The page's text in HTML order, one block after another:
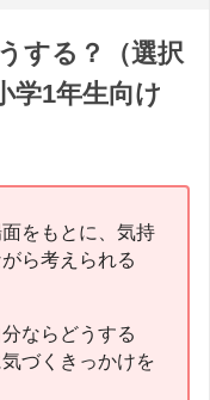
する？（選択
学1年生向け
をもとに、気持
ら考えられる
ならどうする
づくきっかけを